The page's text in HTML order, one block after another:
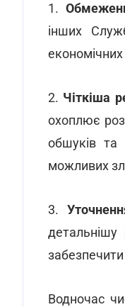
1.
інших
2. Чіткіша
охоплює
обшуків та
можливих
3.
Водночас